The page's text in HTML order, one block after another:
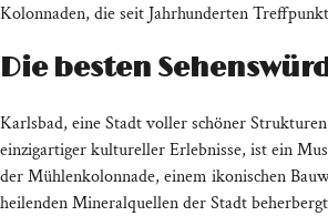
Kolonnaden, die seit Jahrhunderten
Die besten
Karlsbad, eine Stadt voller schöner
einzigartiger kultureller Erlebnisse, ist ein
der Mühlenkolonnade, einem ikonischen
heilenden Mineralquellen der Stadt